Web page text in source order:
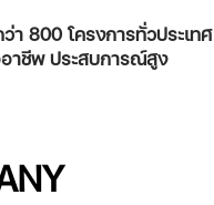
า 800 โครงการทั่วประเทศ
าชีพ ประสบการณ์สูง